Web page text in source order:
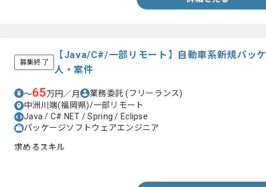
募集終了
【Java/C#/一部リモート】自動車系新規パッ
人・案件
〜65万円／月 業務委託(フリーランス)
中洲川端(福岡県)/一部リモート
Java / C#.NET / Spring / Eclipse
パッケージソフトウェアエンジニア
求めるスキル